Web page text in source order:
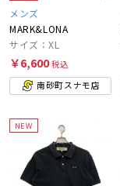
メンズ
MARK&LONA
サイズ：XL
￥6,600税込
南砂町スナモ店
NEW